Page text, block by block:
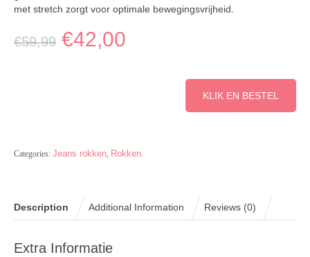
met stretch zorgt voor optimale bewegingsvrijheid.
€59,99 €42,00
KLIK EN BESTEL
Categories: Jeans rokken Rokken
Description Additional Information Reviews (0)
Extra Informatie